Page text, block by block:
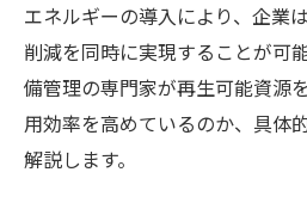
エネルギーの導入により、企業
削減を同時に実現することが可
備管理の専門家が再生可能資源
用効率を高めているのか、具体
解説します。